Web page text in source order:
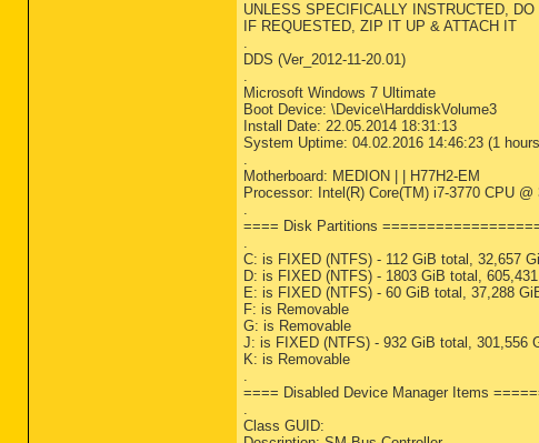
UNLESS SPECIFICALLY INSTRUCTED,
IF REQUESTED, ZIP IT UP & ATTACH IT
.
DDS (Ver_2012-11-20.01)
.
Microsoft Windows 7 Ultimate
Boot Device: \Device\HarddiskVolume3
Install Date: 22.05.2014 18:31:13
System Uptime: 04.02.2016 14:46:23 (1
.
Motherboard: MEDION | | H77H2-EM
Processor: Intel(R) Core(TM) i7-3770 CPU
.
==== Disk Partitions
.
C: is FIXED (NTFS) - 112 GiB total, 32,657
D: is FIXED (NTFS) - 1803 GiB total,
E: is FIXED (NTFS) - 60 GiB total, 37,288
F: is Removable
G: is Removable
J: is FIXED (NTFS) - 932 GiB total, 301,556
K: is Removable
.
==== Disabled Device Manager Items
.
Class GUID: